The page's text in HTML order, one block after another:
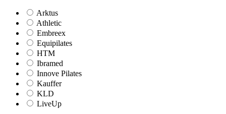
Arktus
Athletic
Embreex
Equipilates
HTM
Ibramed
Innove Pilates
Kauffer
KLD
LiveUp